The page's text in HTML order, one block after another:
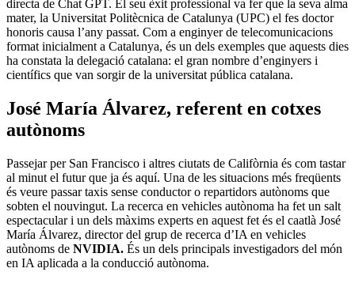
directa de Chat GPT. El seu èxit professional va fer que la seva alma
mater, la Universitat Politècnica de Catalunya (UPC) el fes doctor
honoris causa l’any passat. Com a enginyer de telecomunicacions
format inicialment a Catalunya, és un dels exemples que aquests dies
ha constata la delegació catalana: el gran nombre d’enginyers i
científics que van sorgir de la universitat pública catalana.
José María Álvarez, referent en cotxes
autònoms
Passejar per San Francisco i altres ciutats de Califòrnia és com tastar
al minut el futur que ja és aquí. Una de les situacions més freqüents
és veure passar taxis sense conductor o repartidors autònoms que
sobten el nouvingut. La recerca en vehicles autònoma ha fet un salt
espectacular i un dels màxims experts en aquest fet és el caatlà José
María Álvarez, director del grup de recerca d’IA en vehicles
autònoms de NVIDIA. És un dels principals investigadors del món
en IA aplicada a la conducció autònoma.